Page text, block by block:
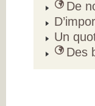
De
Un
Des